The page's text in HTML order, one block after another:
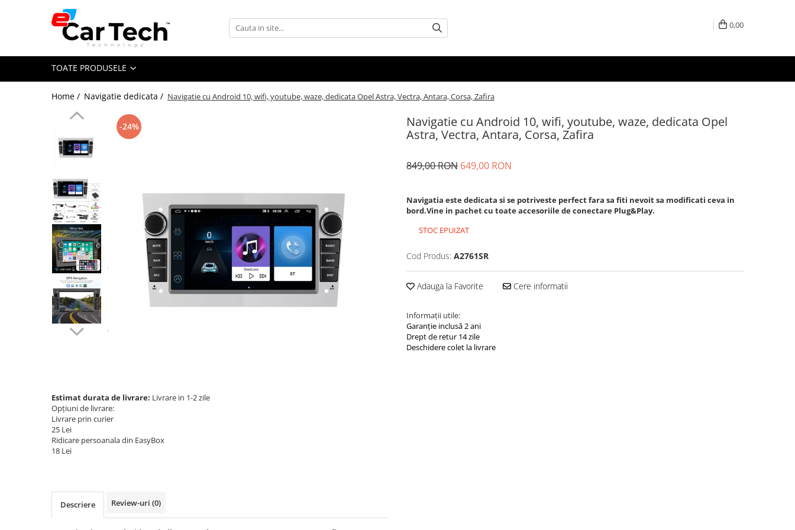
Toate Produsele
Navigatie dedicata
Navigatii Volkswagen
Navigatii Skoda
Navigatii Seat
Navigatii Opel
Navigatii Hyundai
Navigatii Toyota
Navigatii Dacia
Navigatii Peugeot
Navigatii Audi
Navigatii BMW
Navigatii Mercedes
Navigatii Fiat
Navigatii Suzuki
Navigatii Mitsubishi
Navigatii Volvo
Navigatii KIA
Navigatii Smart
Navigatii Chevrolet
0,00
TOATE PRODUSELE
Home / Navigatie dedicata / Navigatie cu Android 10, wifi, youtube, waze, dedicata Opel Astra, Vectra, Antara, Corsa, Zafira
Navigatie cu Android 10, wifi, youtube, waze, dedicata Opel
Astra, Vectra, Antara, Corsa, Zafira
-24%
Estimat durata de livrare: Livrare in 1-2 zile
Opțiuni de livrare:
Livrare prin curier
25 Lei
Ridicare persoanala din EasyBox
18 Lei
849,00 RON 649,00 RON
Navigatia este dedicata si se potriveste perfect fara sa fiti nevoit sa modificati ceva in
bord.Vine in pachet cu toate accesoriile de conectare Plug&Play.
STOC EPUIZAT
Cod Produs: A2761SR
Adauga la Favorite Cere informatii
Informații utile:
Garanție inclusă 2 ani
Drept de retur 14 zile
Deschidere colet la livrare
Descriere Review-uri (0)